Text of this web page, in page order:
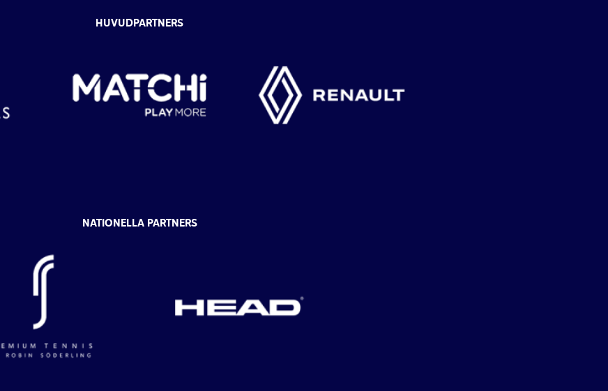
HUVUDPARTNERS
NATIONELLA PARTNERS